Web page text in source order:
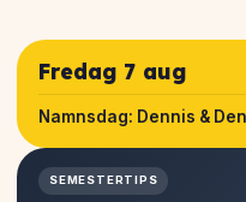
Fredag 7 aug
Namnsdag: Dennis &
SEMESTERTIPS